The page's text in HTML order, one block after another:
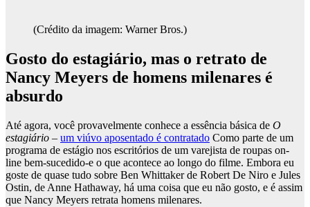
(Crédito da imagem: Warner Bros.)
Gosto do estagiário, mas o retrato de
Nancy Meyers de homens milenares é
absurdo
Até agora, você provavelmente conhece a essência básica de O
estagiário – um viúvo aposentado é contratado Como parte de um
programa de estágio nos escritórios de um varejista de roupas on-
line bem-sucedido-e o que acontece ao longo do filme. Embora eu
goste de quase tudo sobre Ben Whittaker de Robert De Niro e Jules
Ostin, de Anne Hathaway, há uma coisa que eu não gosto, e é assim
que Nancy Meyers retrata homens milenares.